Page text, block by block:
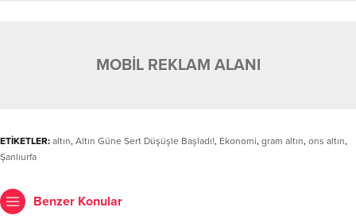
MOBİL REKLAM ALANI
ETİKETLER: altın, Altın Güne Sert Düşüşle Başladı!, Ekonomi, gram altın, ons altın,
Şanlıurfa
Benzer Konular